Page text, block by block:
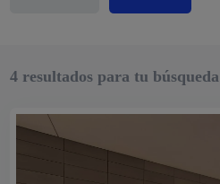
4resultados para tu búsqueda